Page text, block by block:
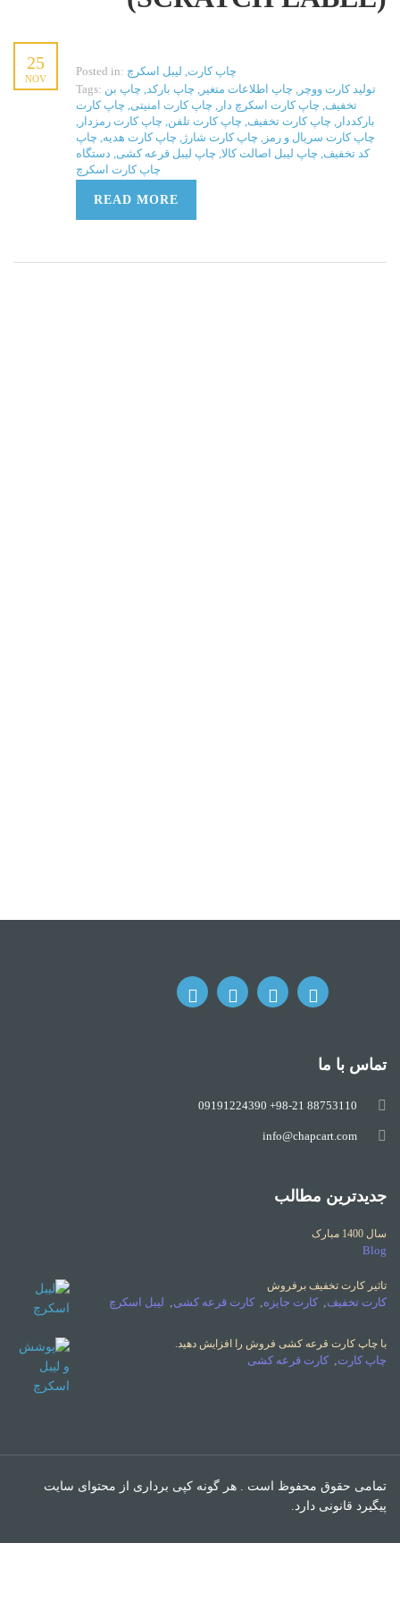
25
NOV
Posted in: چاپ کارت, لیبل اسکرچ
Tags:
تولید کارت ووچر , چاپ اطلاعات متغیر , چاپ بارکد, چاپ بن
تخفیف, چاپ کارت اسکرچ دار , چاپ کارت امنیتی, چاپ کارت
بارکددار , چاپ کارت تخفیف, چاپ کارت تلفن, چاپ کارت رمزدار ,
چاپ کارت سریال و رمز , چاپ کارت شارژ , چاپ کارت هدیه, چاپ
کد تخفیف, چاپ لیبل اصالت کالا, چاپ لیبل قرعه کشی, دستگاه
چاپ کارت اسکرچ
READ MORE
تماس با ما
88753110 98-21+
09191224390
info@chapcart.com
جدیدترین مطالب
سال 1400 مبارک
Blog
تاثیر کارت تخفیف برفروش
کارت تخفیف, کارت جایزه, کارت قرعه کشی, لیبل اسکرچ
با چاپ کارت قرعه کشی فروش را افزایش دهید.
چاپ کارت, کارت قرعه کشی
تمامی حقوق محفوظ است . هر گونه کپی برداری از محتوای سایت
پیگیرد قانونی دارد.